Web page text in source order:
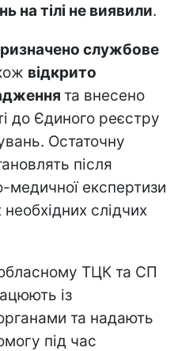
на тілі не виявили.
службове
відкрито
та внесено
до Єдиного реєстру
Остаточну
після
експертизи
слідчих
ТЦК та СП
із
та надають
під час